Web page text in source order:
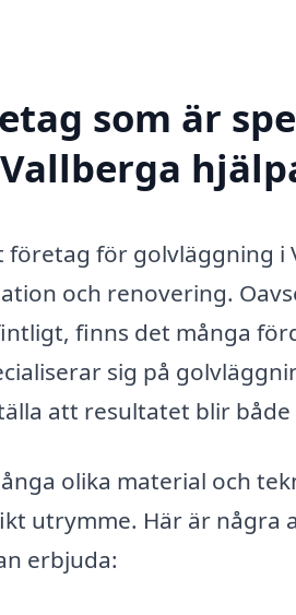
som är
för golvläggning i
och renovering.
finns det många
sig på
att resultatet blir
olika material och
utrymme. Här är
erbjuda: